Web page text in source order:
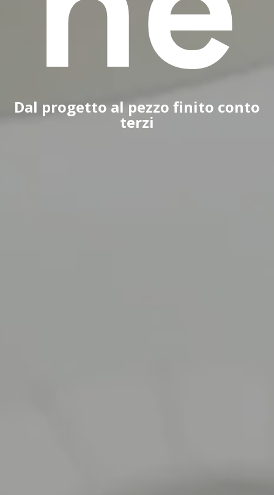
Dal progetto al pezzo finito conto
terzi